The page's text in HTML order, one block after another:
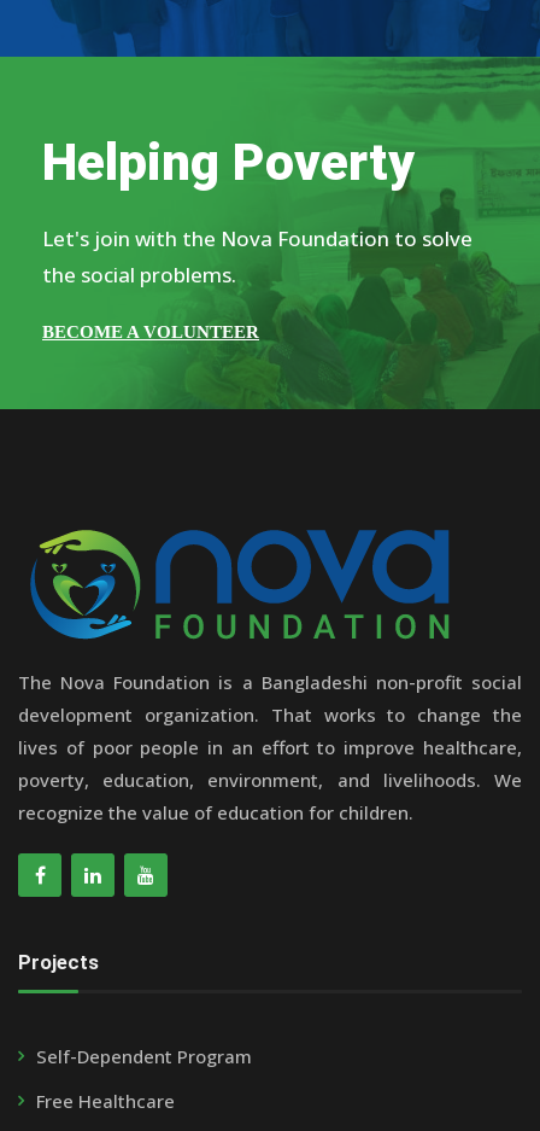
Helping Poverty
Let's join with the Nova Foundation to solve
the social problems.
BECOME A VOLUNTEER
The Nova Foundation is a Bangladeshi non-profit social
development organization. That works to change the
lives of poor people in an effort to improve healthcare,
poverty, education, environment, and livelihoods. We
recognize the value of education for children.
Projects
Self-Dependent Program
Free Healthcare